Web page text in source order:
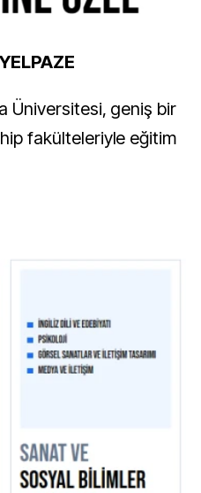
Üniversitesi, geniş bir
fakülteleriyle eğitim